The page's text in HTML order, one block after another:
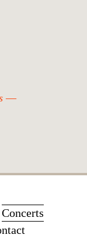
Concerts